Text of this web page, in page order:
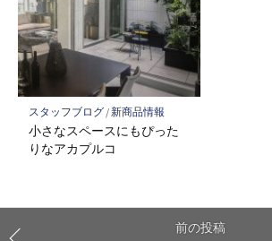
スタッフブログ/新商品情報
小さなスペースにもぴった
りなアカプルコ
前の投稿